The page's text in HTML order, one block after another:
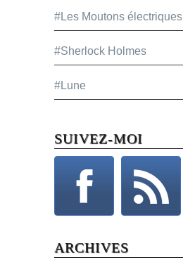
#Les Moutons électriques
#Sherlock Holmes
#Lune
SUIVEZ-MOI
ARCHIVES